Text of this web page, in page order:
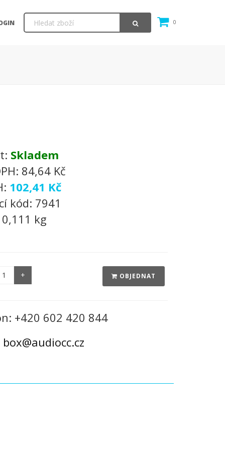
0
Skladem
84,64 Kč
102,41 Kč
kód: 7941
0,111 kg
OBJEDNAT
+420 602 420 844
box@audiocc.cz